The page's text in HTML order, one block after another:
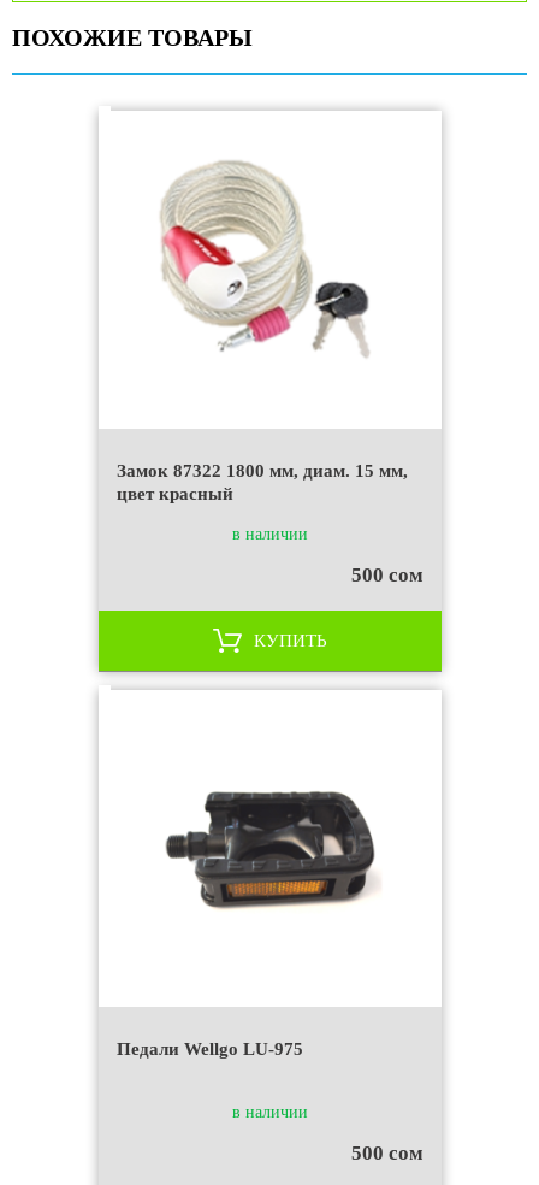
ПОХОЖИЕ ТОВАРЫ
Замок 87322 1800 мм, диам. 15 мм,
цвет красный
в наличии
500 сом
КУПИТЬ
Педали Wellgo LU-975
в наличии
500 сом